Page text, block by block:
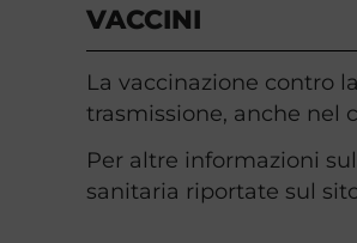
VACCINI
La vaccinazione contro
trasmissione, anche nel
Per altre informazioni
sanitaria riportate sul